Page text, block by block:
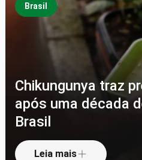
Brasil
Chikungunya traz
após uma década
Brasil
Leia mais